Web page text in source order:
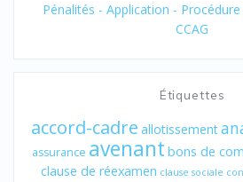
Pénalités - Application -
CCAG
Étiquettes
accord-cadre allotissement
assurance avenant bons de
clause de réexamen clause sociale